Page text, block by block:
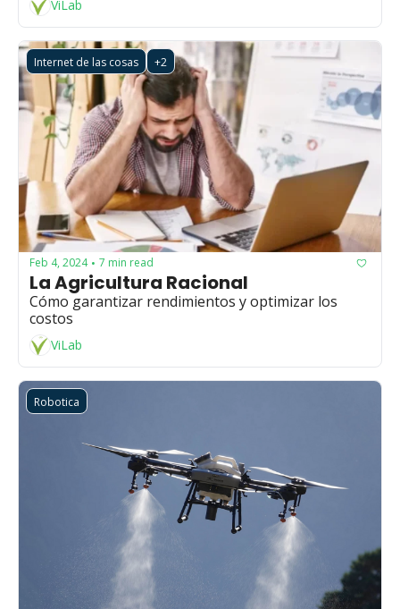
ViLab
Internet de las cosas +2
Feb 4, 2024 • 7 min read
La Agricultura Racional
Cómo garantizar rendimientos y optimizar los
costos
ViLab
Robotica